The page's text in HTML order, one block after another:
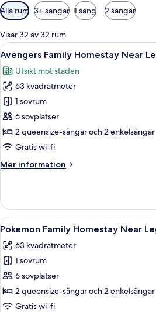
Tillgängliga
filter
för
rum
Alla rum 3+ sängar 1 säng 2 sängar
Visar 32 av 32 rum
Öppna
alla
foton
för
Avengers
Family
Homestay
Near
w
15
Avengers Family Homestay Near
Utsikt mot staden
63 kvadratmeter
1 sovrum
6 sovplatser
2 queensize-sängar och 2 enkelsängar
Gratis wi-fi
Mer information
Mer
Family
Homestay
Near
w
Slide
Öppna
alla
foton
för
Pokemon
Family
Homestay
12
Pokemon Family Homestay Near
63 kvadratmeter
1 sovrum
6 sovplatser
2 queensize-sängar och 2 enkelsängar
Gratis wi-fi